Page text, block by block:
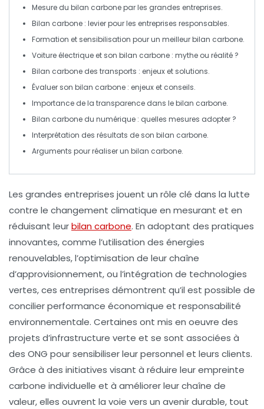
Mesure du bilan carbonepar les grandes entreprises.
Bilan carbone : levier pour les entreprises responsables.
Formation et sensibilisation pour un meilleurbilan carbone.
Voiture électrique et son bilan carbone : mythe ou réalité ?
Bilan carbone des transports : enjeux et solutions.
Évaluer son bilan carbone : enjeux et conseils.
Importance de la transparence dans lebilan carbone.
Bilan carbone du numérique : quelles mesures adopter ?
Interprétation des résultats de son bilan carbone.
Arguments pour réaliser un bilan carbone.
Les grandes entreprises jouent un rôle clé dans la lutte
contre le changement climatique en mesurant et en
réduisant leurbilan carbone. En adoptant des pratiques
innovantes, comme l’utilisation des énergies
renouvelables, l’optimisation de leur chaîne
d’approvisionnement, ou l’intégration de technologies
vertes, ces entreprises démontrent qu’il est possible de
concilier performance économique et responsabilité
environnementale. Certaines ont mis en oeuvre des
projets d’infrastructure verte et se sont associées à
des ONG pour sensibiliser leur personnel et leurs clients.
Grâce à des initiatives visant à réduire leurempreinte
carbone individuelle et à améliorer leur chaîne de
valeur, elles ouvrent la voie vers un avenir durable, tout